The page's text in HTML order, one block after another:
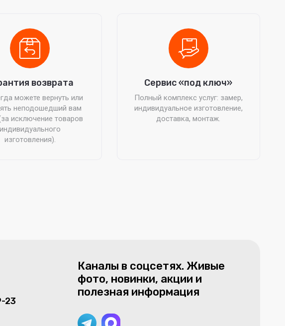
возврата
можете вернуть или
неподошедший вам
исключение товаров
индивидуального
изготовления).
Сервис «под ключ»
Полный комплекс услуг: замер,
индивидуальное изготовление,
доставка, монтаж.
23
Каналы в соцсетях. Живые
фото, новинки, акции и
полезная информация